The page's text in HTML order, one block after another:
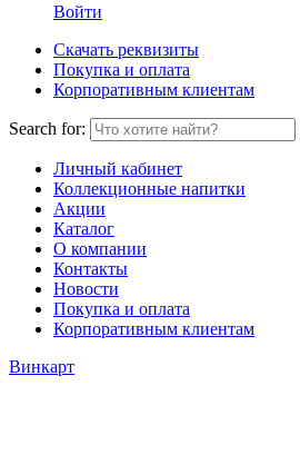
Войти
Скачать реквизиты
Покупка и оплата
Корпоративным клиентам
Search for:
Личный кабинет
Коллекционные напитки
Акции
Каталог
О компании
Контакты
Новости
Покупка и оплата
Корпоративным клиентам
Винкарт